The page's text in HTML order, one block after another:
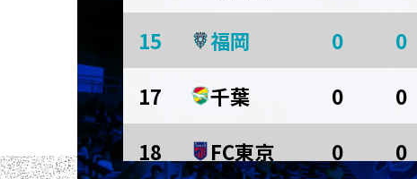
メルカリスタジアム
15
福岡 0 0
17
千葉 0 0
18
FC東京 0 0